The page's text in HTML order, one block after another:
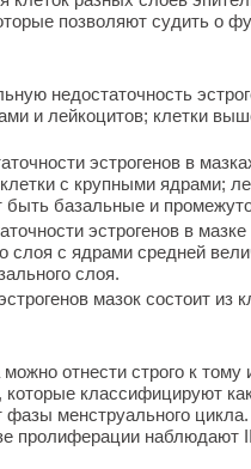
позволяют судить о
недостаточность
и лейкоцитов; клетки
эстрогенов в
с крупными ядрами;
быть базальные и
эстрогенов в
слоя с ядрами средней
слоя.
мазок состоит из
отнести строго к тому
классифицируют
фазы менструального
пролиферации наблюдают